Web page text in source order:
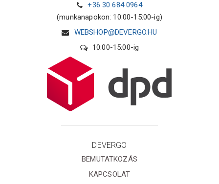
+36 30 684 0964
(munkanapokon: 10:00-15:00-ig)
WEBSHOP@DEVERGO.HU
10:00-15:00-ig
DEVERGO
BEMUTATKOZÁS
KAPCSOLAT